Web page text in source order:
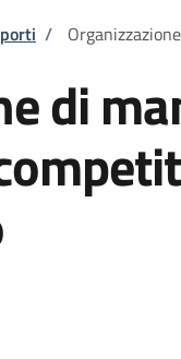
/
di